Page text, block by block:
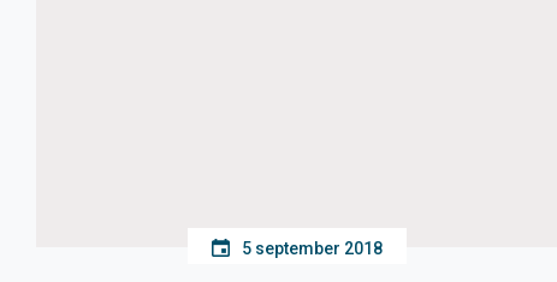
5 september 2018